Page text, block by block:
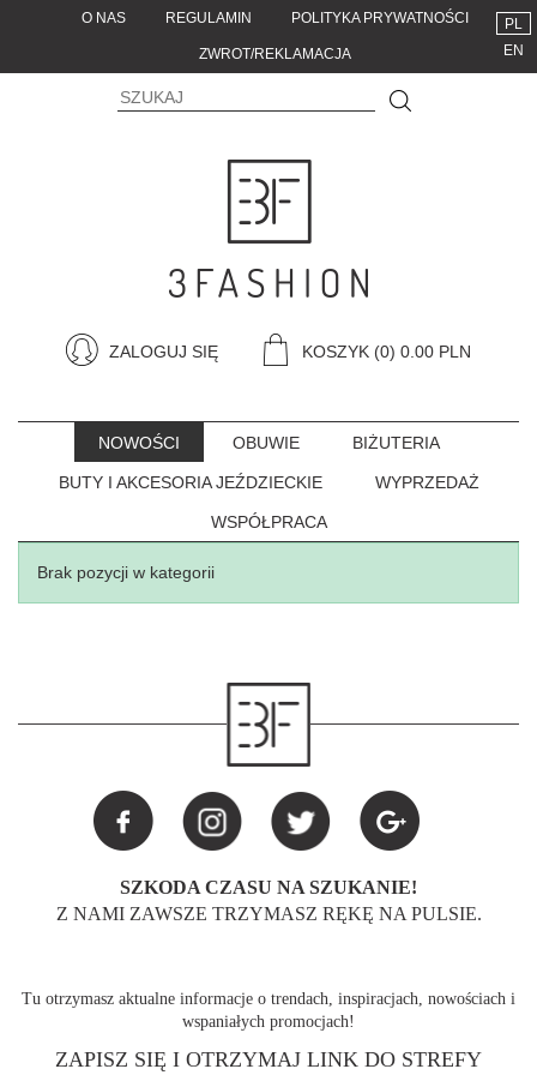
O NAS REGULAMIN POLITYKA PRYWATNOŚCI
ZWROT/REKLAMACJA
PL
EN
ZALOGUJ SIĘ KOSZYK (0) 0.00 PLN
NOWOŚCI OBUWIE BIŻUTERIA
BUTY I AKCESORIA JEŹDZIECKIE WYPRZEDAŻ
WSPÓŁPRACA
Brak pozycji w kategorii
SZKODA CZASU NA SZUKANIE!
Z NAMI ZAWSZE TRZYMASZ RĘKĘ NA PULSIE.
Tu otrzymasz aktualne informacje o trendach, inspiracjach, nowościach i
wspaniałych promocjach!
ZAPISZ SIĘ I OTRZYMAJ LINK DO STREFY